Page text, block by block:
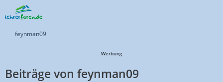
feynman09
Werbung
Beiträge von feynman09